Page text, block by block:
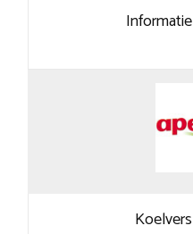
Informatie
Koelvers